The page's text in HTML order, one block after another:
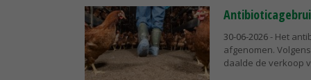
30-06-2026- Het
afgenomen.
daalde de verkoop